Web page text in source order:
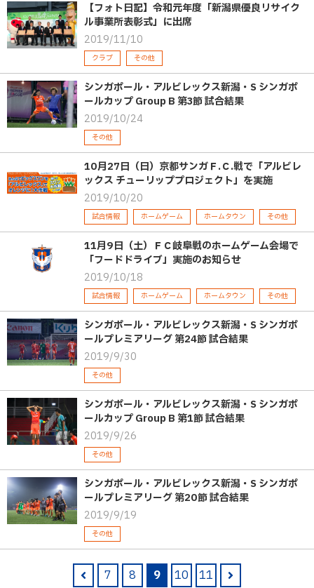
【フォト日記】令和元年度「新潟県優良リサイク
ル事業所表彰式」に出席
2019/11/10
クラブ その他
シンガポール・アルビレックス新潟・S シンガポ
ールカップ Group B 第3節 試合結果
2019/10/24
その他
10月27日（日）京都サンガＦ.Ｃ.戦で「アルビレ
ックス チューリッププロジェクト」を実施
2019/10/20
試合情報 ホームゲーム ホームタウン その他
11月9日（土）ＦＣ岐阜戦のホームゲーム会場で
「フードドライブ」実施のお知らせ
2019/10/18
試合情報 ホームゲーム ホームタウン その他
シンガポール・アルビレックス新潟・S シンガポ
ールプレミアリーグ 第24節 試合結果
2019/9/30
その他
シンガポール・アルビレックス新潟・S シンガポ
ールカップ Group B 第1節 試合結果
2019/9/26
その他
シンガポール・アルビレックス新潟・S シンガポ
ールプレミアリーグ 第20節 試合結果
2019/9/19
その他
7 8 9 10
11